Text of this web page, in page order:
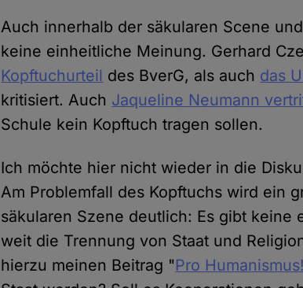
Auch innerhalb der säkularen Scene
keine einheitliche Meinung. Gerhard
Kopftuchurteil des BverG, als auch das
kritisiert. Auch Jaqueline Neumann
Schule kein Kopftuch tragen sollen.
Ich möchte hier nicht wieder in die
Am Problemfall des Kopftuchs wird ein
säkularen Szene deutlich: Es gibt
weit die Trennung von Staat und
hierzu meinen Beitrag "Pro Humanismus!